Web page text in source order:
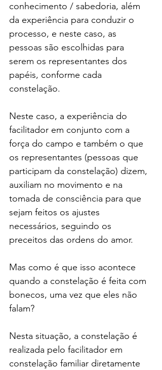
conhecimento / sabedoria, além
da experiência para conduzir o
processo, e neste caso, as
pessoas são escolhidas para
serem os representantes dos
papéis, conforme cada
constelação.
Neste caso, a experiência do
facilitador em conjunto com a
força do campo e também o que
os representantes (pessoas que
participam da constelação) dizem,
auxiliam no movimento e na
tomada de consciência para que
sejam feitos os ajustes
necessários, seguindo os
preceitos das ordens do amor.
Mas como é que isso acontece
quando a constelação é feita com
bonecos, uma vez que eles não
falam?
Nesta situação, a constelação é
realizada pelo facilitador em
constelação familiar diretamente